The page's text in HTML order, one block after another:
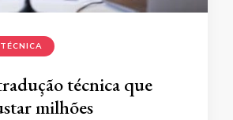
técnica que
milhões